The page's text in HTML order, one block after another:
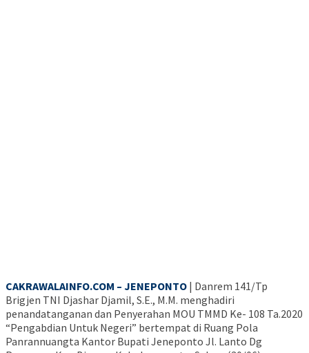
CAKRAWALAINFO.COM – JENEPONTO | Danrem 141/Tp
Brigjen TNI Djashar Djamil, S.E., M.M. menghadiri
penandatanganan dan Penyerahan MOU TMMD Ke- 108 Ta.2020
“Pengabdian Untuk Negeri” bertempat di Ruang Pola
Panrannuangta Kantor Bupati Jeneponto Jl. Lanto Dg